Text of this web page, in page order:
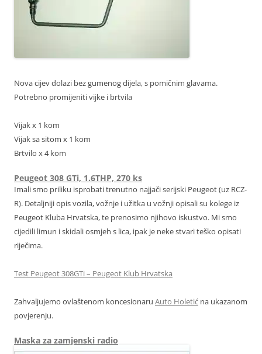
Nova cijev dolazi bez gumenog dijela, s pomičnim glavama.
Potrebno promijeniti vijke i brtvila
Vijak x 1 kom
Vijak sa sitom x 1 kom
Brtvilo x 4 kom
Peugeot 308 GTi, 1.6THP, 270 ks
Imali smo priliku isprobati trenutno najjači serijski Peugeot (uz RCZ-
R). Detaljniji opis vozila, vožnje i užitka u vožnji opisali su kolege iz
Peugeot Kluba Hrvatska, te prenosimo njihovo iskustvo. Mi smo
cijedili limun i skidali osmjeh s lica, ipak je neke stvari teško opisati
riječima.
Test Peugeot 308GTi – Peugeot Klub Hrvatska
Zahvaljujemo ovlaštenom koncesionaru Auto Holetić na ukazanom
povjerenju.
Maska za zamjenski radio